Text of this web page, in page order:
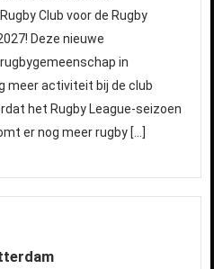
Club voor de Rugby
Deze nieuwe
in
meer activiteit bij de club
het Rugby League-seizoen
er nog meer rugby […]